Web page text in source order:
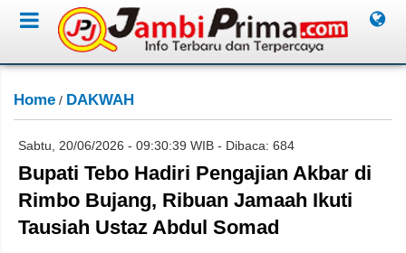
Home / DAKWAH
Sabtu, 20/06/2026 - 09:30:39 WIB - Dibaca: 684
Bupati Tebo Hadiri Pengajian Akbar di
Rimbo Bujang, Ribuan Jamaah Ikuti
Tausiah Ustaz Abdul Somad